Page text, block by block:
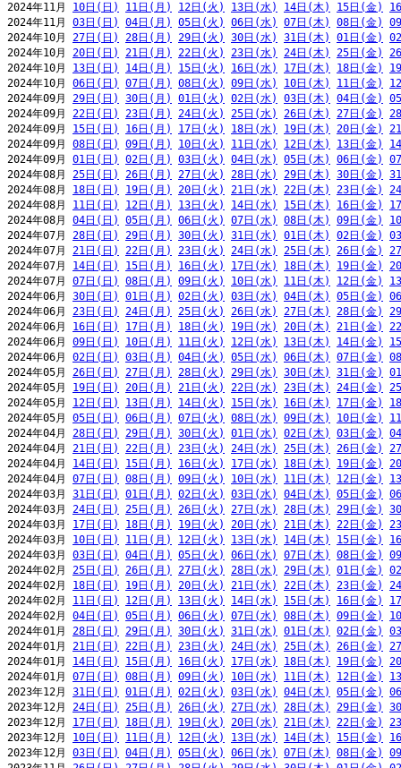
2024年11月 10日(日) 11日(月) 12日(火) 13日(水) 14日(木) 15日(金)
2024年11月 03日(日) 04日(月) 05日(火) 06日(水) 07日(木) 08日(金)
2024年10月 27日(日) 28日(月) 29日(火) 30日(水) 31日(木) 01日(金)
2024年10月 20日(日) 21日(月) 22日(火) 23日(水) 24日(木) 25日(金)
2024年10月 13日(日) 14日(月) 15日(火) 16日(水) 17日(木) 18日(金)
2024年10月 06日(日) 07日(月) 08日(火) 09日(水) 10日(木) 11日(金)
2024年09月 29日(日) 30日(月) 01日(火) 02日(水) 03日(木) 04日(金)
2024年09月 22日(日) 23日(月) 24日(火) 25日(水) 26日(木) 27日(金)
2024年09月 15日(日) 16日(月) 17日(火) 18日(水) 19日(木) 20日(金)
2024年09月 08日(日) 09日(月) 10日(火) 11日(水) 12日(木) 13日(金)
2024年09月 01日(日) 02日(月) 03日(火) 04日(水) 05日(木) 06日(金)
2024年08月 25日(日) 26日(月) 27日(火) 28日(水) 29日(木) 30日(金)
2024年08月 18日(日) 19日(月) 20日(火) 21日(水) 22日(木) 23日(金)
2024年08月 11日(日) 12日(月) 13日(火) 14日(水) 15日(木) 16日(金)
2024年08月 04日(日) 05日(月) 06日(火) 07日(水) 08日(木) 09日(金)
2024年07月 28日(日) 29日(月) 30日(火) 31日(水) 01日(木) 02日(金)
2024年07月 21日(日) 22日(月) 23日(火) 24日(水) 25日(木) 26日(金)
2024年07月 14日(日) 15日(月) 16日(火) 17日(水) 18日(木) 19日(金)
2024年07月 07日(日) 08日(月) 09日(火) 10日(水) 11日(木) 12日(金)
2024年06月 30日(日) 01日(月) 02日(火) 03日(水) 04日(木) 05日(金)
2024年06月 23日(日) 24日(月) 25日(火) 26日(水) 27日(木) 28日(金)
2024年06月 16日(日) 17日(月) 18日(火) 19日(水) 20日(木) 21日(金)
2024年06月 09日(日) 10日(月) 11日(火) 12日(水) 13日(木) 14日(金)
2024年06月 02日(日) 03日(月) 04日(火) 05日(水) 06日(木) 07日(金)
2024年05月 26日(日) 27日(月) 28日(火) 29日(水) 30日(木) 31日(金)
2024年05月 19日(日) 20日(月) 21日(火) 22日(水) 23日(木) 24日(金)
2024年05月 12日(日) 13日(月) 14日(火) 15日(水) 16日(木) 17日(金)
2024年05月 05日(日) 06日(月) 07日(火) 08日(水) 09日(木) 10日(金)
2024年04月 28日(日) 29日(月) 30日(火) 01日(水) 02日(木) 03日(金)
2024年04月 21日(日) 22日(月) 23日(火) 24日(水) 25日(木) 26日(金)
2024年04月 14日(日) 15日(月) 16日(火) 17日(水) 18日(木) 19日(金)
2024年04月 07日(日) 08日(月) 09日(火) 10日(水) 11日(木) 12日(金)
2024年03月 31日(日) 01日(月) 02日(火) 03日(水) 04日(木) 05日(金)
2024年03月 24日(日) 25日(月) 26日(火) 27日(水) 28日(木) 29日(金)
2024年03月 17日(日) 18日(月) 19日(火) 20日(水) 21日(木) 22日(金)
2024年03月 10日(日) 11日(月) 12日(火) 13日(水) 14日(木) 15日(金)
2024年03月 03日(日) 04日(月) 05日(火) 06日(水) 07日(木) 08日(金)
2024年02月 25日(日) 26日(月) 27日(火) 28日(水) 29日(木) 01日(金)
2024年02月 18日(日) 19日(月) 20日(火) 21日(水) 22日(木) 23日(金)
2024年02月 11日(日) 12日(月) 13日(火) 14日(水) 15日(木) 16日(金)
2024年02月 04日(日) 05日(月) 06日(火) 07日(水) 08日(木) 09日(金)
2024年01月 28日(日) 29日(月) 30日(火) 31日(水) 01日(木) 02日(金)
2024年01月 21日(日) 22日(月) 23日(火) 24日(水) 25日(木) 26日(金)
2024年01月 14日(日) 15日(月) 16日(火) 17日(水) 18日(木) 19日(金)
2024年01月 07日(日) 08日(月) 09日(火) 10日(水) 11日(木) 12日(金)
2023年12月 31日(日) 01日(月) 02日(火) 03日(水) 04日(木) 05日(金)
2023年12月 24日(日) 25日(月) 26日(火) 27日(水) 28日(木) 29日(金)
2023年12月 17日(日) 18日(月) 19日(火) 20日(水) 21日(木) 22日(金)
2023年12月 10日(日) 11日(月) 12日(火) 13日(水) 14日(木) 15日(金)
2023年12月 03日(日) 04日(月) 05日(火) 06日(水) 07日(木) 08日(金)